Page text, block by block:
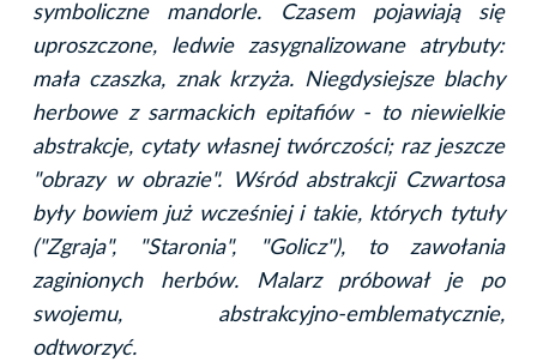
symboliczne mandorle. Czasem pojawiają się
uproszczone, ledwie zasygnalizowane atrybuty:
mała czaszka, znak krzyża. Niegdysiejsze blachy
herbowe z sarmackich epitafiów - to niewielkie
abstrakcje, cytaty własnej twórczości; raz jeszcze
"obrazy w obrazie". Wśród abstrakcji Czwartosa
były bowiem już wcześniej i takie, których tytuły
("Zgraja", "Staronia", "Golicz"), to zawołania
zaginionych herbów. Malarz próbował je po
swojemu, abstrakcyjno-emblematycznie,
odtworzyć.